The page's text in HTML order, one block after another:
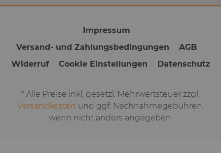
Impressum
Versand- und Zahlungsbedingungen
AGB
Widerruf
Cookie Einstellungen Datenschutz
* Alle Preise inkl. gesetzl. Mehrwertsteuer zzgl.
Versandkosten und ggf. Nachnahmegebühren,
wenn nicht anders angegeben.